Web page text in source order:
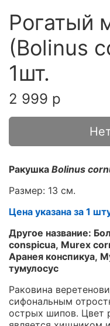
Рогатый
(Bolinus
1шт.
2 999 р
Ракушка Bolinus
Размер: 13 см.
Цена указана за 1
Другое название:
conspicua, Murex
Аранея конспикуа,
тумулосус
Раковина
сифональным
острых шипов. Цвет